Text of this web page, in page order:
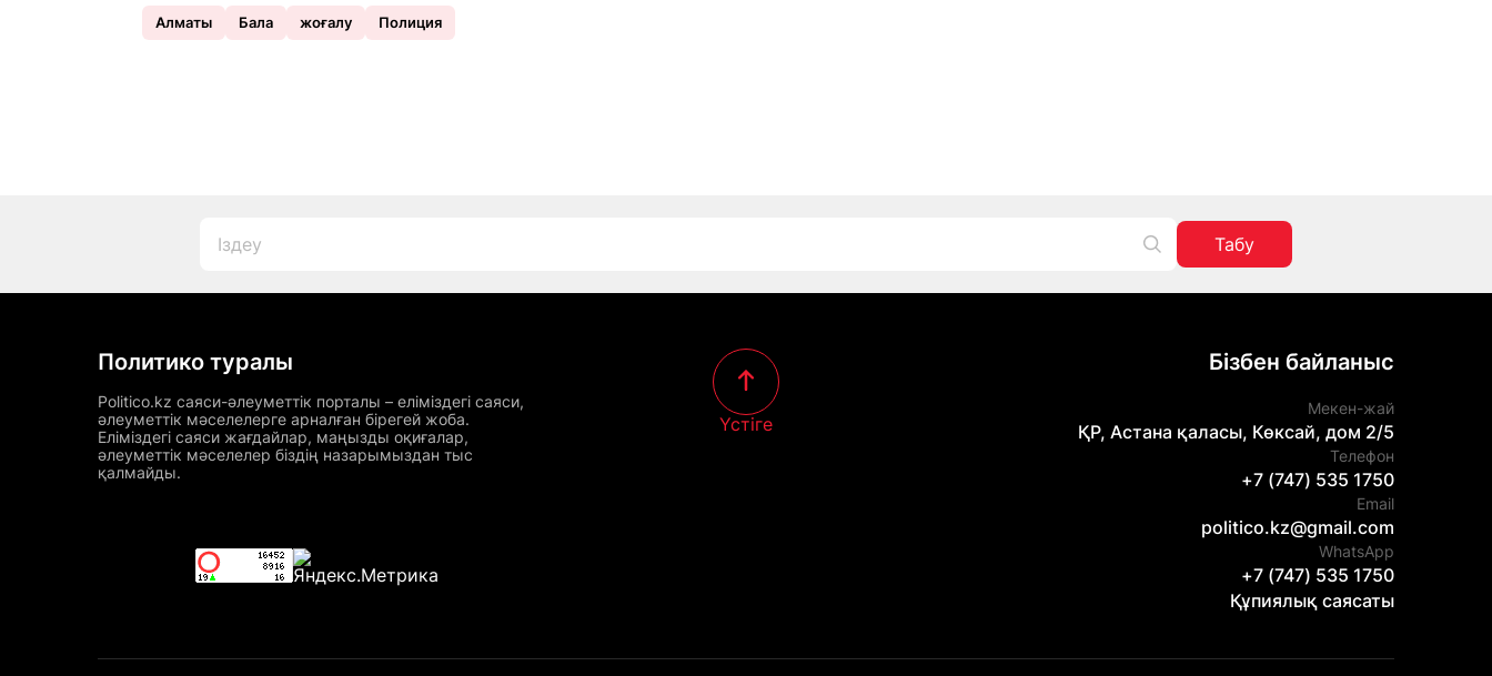
Алматы Бала жоғалу Полиция
Табу
Политико туралы
Politico.kz саяси-әлеуметтік порталы – еліміздегі саяси,
әлеуметтік мәселелерге арналған бірегей жоба.
Еліміздегі саяси жағдайлар, маңызды оқиғалар,
әлеуметтік мәселелер біздің назарымыздан тыс
қалмайды.
Үстіге
Бізбен байланыс
Мекен-жай
ҚР, Астана қаласы, Көксай, дом 2/5
Телефон
+7 (747) 535 1750
Email
politico.kz@gmail.com
WhatsApp
+7 (747) 535 1750
Құпиялық саясаты